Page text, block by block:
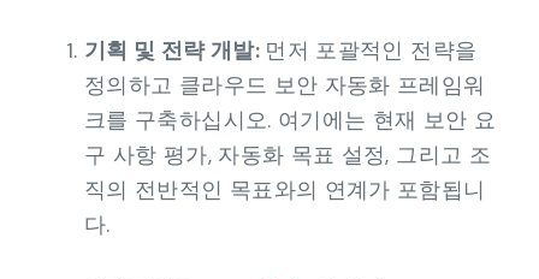
기획 및 전략 개발: 먼저 포괄적인 전략을
정의하고 클라우드 보안 자동화 프레임워
크를 구축하십시오. 여기에는 현재 보안 요
구 사항 평가, 자동화 목표 설정, 그리고 조
직의 전반적인 목표와의 연계가 포함됩니
다.